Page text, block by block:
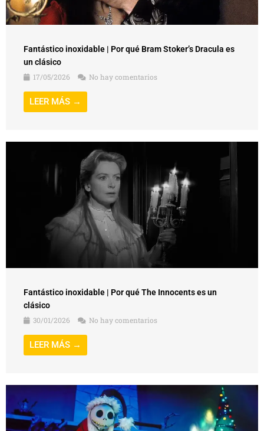
Fantástico inoxidable | Por qué Bram Stoker’s Dracula es
un clásico
17/05/2026
No hay comentarios
LEER MÁS →
Fantástico inoxidable | Por qué The Innocents es un
clásico
30/01/2026
No hay comentarios
LEER MÁS →